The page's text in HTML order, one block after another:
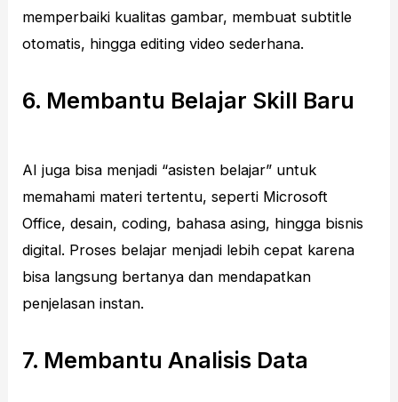
memperbaiki kualitas gambar, membuat subtitle
otomatis, hingga editing video sederhana.
6. Membantu Belajar Skill Baru
AI juga bisa menjadi “asisten belajar” untuk
memahami materi tertentu, seperti Microsoft
Office, desain, coding, bahasa asing, hingga bisnis
digital. Proses belajar menjadi lebih cepat karena
bisa langsung bertanya dan mendapatkan
penjelasan instan.
7. Membantu Analisis Data